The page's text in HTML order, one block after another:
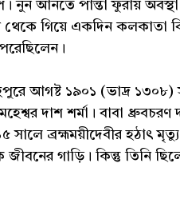
নুন আনতে পান্তা ফুরায়
থেকে গিয়ে একদিন কলকাতা
আগষ্ট ১৯০১ (ভাদ্র ১৩০৮)
দাশ শর্মা। বাবা ধ্রুবচরণ
সালে ব্রহ্মময়ীদেবীর হঠাৎ
জীবনের গাড়ি। কিন্তু তিনি